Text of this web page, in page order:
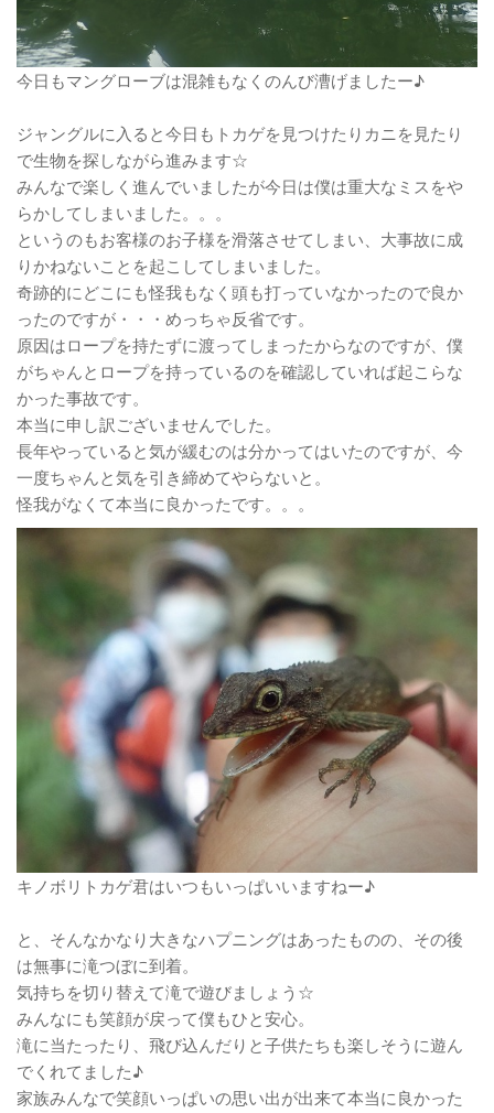
今日もマングローブは混雑もなくのんび漕げましたー♪
ジャングルに入ると今日もトカゲを見つけたりカニを見たり
で生物を探しながら進みます☆
みんなで楽しく進んでいましたが今日は僕は重大なミスをや
らかしてしまいました。。。
というのもお客様のお子様を滑落させてしまい、大事故に成
りかねないことを起こしてしまいました。
奇跡的にどこにも怪我もなく頭も打っていなかったので良か
ったのですが・・・めっちゃ反省です。
原因はロープを持たずに渡ってしまったからなのですが、僕
がちゃんとロープを持っているのを確認していれば起こらな
かった事故です。
本当に申し訳ございませんでした。
長年やっていると気が緩むのは分かってはいたのですが、今
一度ちゃんと気を引き締めてやらないと。
怪我がなくて本当に良かったです。。。
キノボリトカゲ君はいつもいっぱいいますねー♪
と、そんなかなり大きなハプニングはあったものの、その後
は無事に滝つぼに到着。
気持ちを切り替えて滝で遊びましょう☆
みんなにも笑顔が戻って僕もひと安心。
滝に当たったり、飛び込んだりと子供たちも楽しそうに遊ん
でくれてました♪
家族みんなで笑顔いっぱいの思い出が出来て本当に良かった